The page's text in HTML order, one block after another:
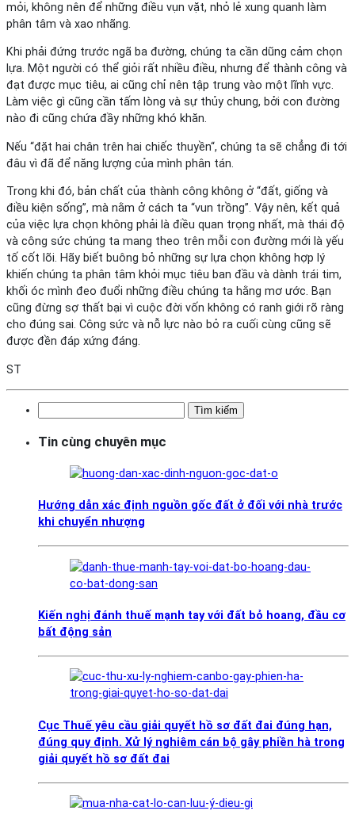
mỏi, không nên để những điều vụn vặt, nhỏ lẻ xung quanh làm
phân tâm và xao nhãng.
Khi phải đứng trước ngã ba đường, chúng ta cần dũng cảm chọn
lựa. Một người có thể giỏi rất nhiều điều, nhưng để thành công và
đạt được mục tiêu, ai cũng chỉ nên tập trung vào một lĩnh vực.
Làm việc gì cũng cần tấm lòng và sự thủy chung, bởi con đường
nào đi cũng chứa đầy những khó khăn.
Nếu “đặt hai chân trên hai chiếc thuyền“, chúng ta sẽ chẳng đi tới
đâu vì đã để năng lượng của mình phân tán.
Trong khi đó, bản chất của thành công không ở “đất, giống và
điều kiện sống”, mà nằm ở cách ta “vun trồng”. Vậy nên, kết quả
của việc lựa chọn không phải là điều quan trọng nhất, mà thái độ
và công sức chúng ta mang theo trên mỗi con đường mới là yếu
tố cốt lõi. Hãy biết buông bỏ những sự lựa chọn không hợp lý
khiến chúng ta phân tâm khỏi mục tiêu ban đầu và dành trái tim,
khối óc mình đeo đuổi những điều chúng ta hằng mơ ước. Bạn
cũng đừng sợ thất bại vì cuộc đời vốn không có ranh giới rõ ràng
cho đúng sai. Công sức và nỗ lực nào bỏ ra cuối cùng cũng sẽ
được đền đáp xứng đáng.
ST
cho:
Tin cùng chuyên mục
Hướng dẫn xác định nguồn gốc đất ở đối với nhà trước
khi chuyển nhượng
Kiến nghị đánh thuế mạnh tay với đất bỏ hoang, đầu cơ
bất động sản
Cục Thuế yêu cầu giải quyết hồ sơ đất đai đúng hạn,
đúng quy định. Xử lý nghiêm cán bộ gây phiền hà trong
giải quyết hồ sơ đất đai